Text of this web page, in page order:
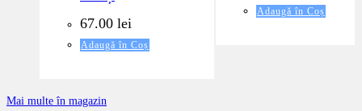
67.00 lei
Adaugă în Coș
Adaugă în Coș
Mai multe în magazin